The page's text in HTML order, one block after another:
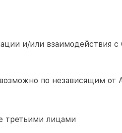
и/или взаимодействия
по независящим
третьими лицами